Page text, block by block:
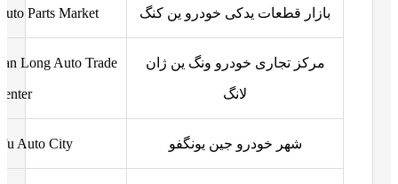
بازار قطعات یدکی خودرو ین کنگ Parts Market
مرکز تجاری خودرو ونگ ین ژان
لانگ
Long Auto Trade
شهر خودرو جین یونگفو fu Auto City